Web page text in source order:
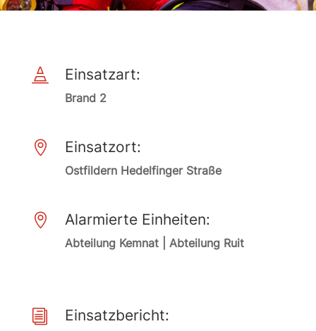
 Einsatzart:
Brand 2
 Einsatzort:
Ostfildern Hedelfinger Straße
 Alarmierte Einheiten:
Abteilung Kemnat | Abteilung Ruit
i Einsatzbericht: